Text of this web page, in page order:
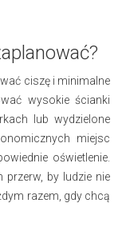
ciszę i minimalne
wysokie ścianki
lub wydzielone
miejsc
oświetlenie.
przerw, by ludzie nie
razem, gdy chcą